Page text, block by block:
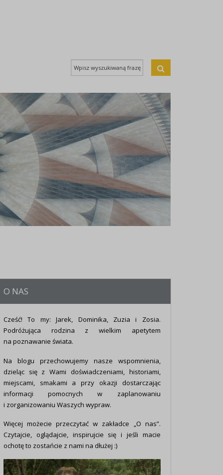
O NAS
Cześć! To my: Jarek, Dominika, Zuzia i Zosia.
Podróżująca rodzina z wielkim apetytem
na poznawanie świata.
Na blogu przechowujemy nasze wspomnienia,
dzieląc się z Wami doświadczeniami, historiami,
miejscami, smakami a przy okazji dostarczając
informacji pomocnych w zaplanowaniu
i zorganizowaniu Waszych wypraw.
Więcej możecie przeczytać w zakładce „O nas”.
Czytajcie, oglądajcie, inspirujcie się i jeśli macie
ochotę to zostańcie z nami na dłużej :)